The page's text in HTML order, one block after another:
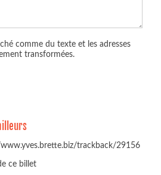
comme du texte et les adresses
transformées.
trackback/29156
ce billet